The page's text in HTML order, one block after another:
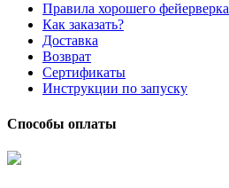
Правила хорошего фейерверка
Как заказать?
Доставка
Возврат
Сертификаты
Инструкции по запуску
Способы оплаты